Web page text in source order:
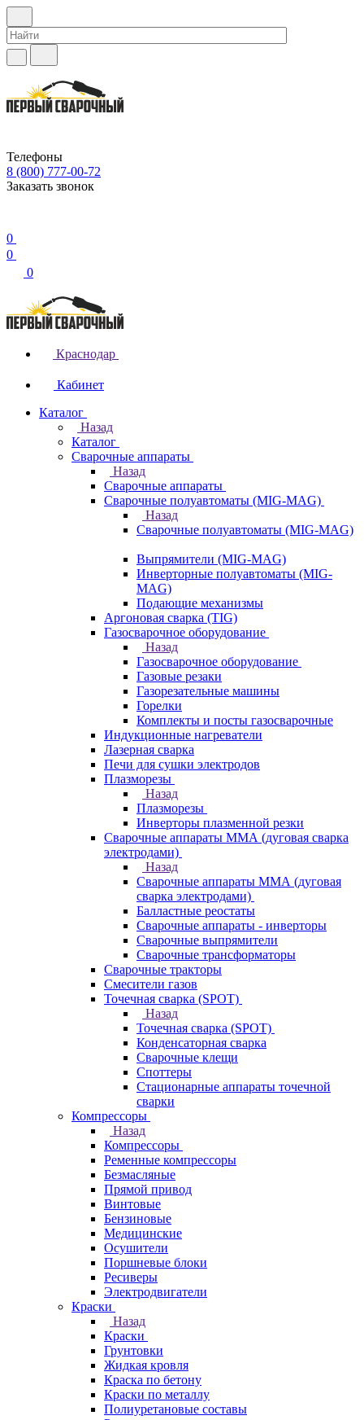
Телефоны
8 (800) 777-00-72
Заказать звонок
0
0
0
Краснодар
Кабинет
Каталог
Назад
Каталог
Сварочные аппараты
Назад
Сварочные аппараты
Сварочные полуавтоматы (MIG-MAG)
Назад
Сварочные полуавтоматы (MIG-MAG)
Выпрямители (MIG-MAG)
Инверторные полуавтоматы (MIG-
MAG)
Подающие механизмы
Аргоновая сварка (TIG)
Газосварочное оборудование
Назад
Газосварочное оборудование
Газовые резаки
Газорезательные машины
Горелки
Комплекты и посты газосварочные
Индукционные нагреватели
Лазерная сварка
Печи для сушки электродов
Плазморезы
Назад
Плазморезы
Инверторы плазменной резки
Сварочные аппараты ММА (дуговая сварка
электродами)
Назад
Сварочные аппараты ММА (дуговая
сварка электродами)
Балластные реостаты
Сварочные аппараты - инверторы
Сварочные выпрямители
Сварочные трансформаторы
Сварочные тракторы
Смесители газов
Точечная сварка (SPOT)
Назад
Точечная сварка (SPOT)
Конденсаторная сварка
Сварочные клещи
Споттеры
Стационарные аппараты точечной
сварки
Компрессоры
Назад
Компрессоры
Ременные компрессоры
Безмасляные
Прямой привод
Винтовые
Бензиновые
Медицинские
Осушители
Поршневые блоки
Ресиверы
Электродвигатели
Краски
Назад
Краски
Грунтовки
Жидкая кровля
Краска по бетону
Краски по металлу
Полиуретановые составы